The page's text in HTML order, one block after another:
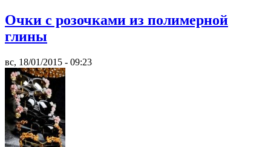
Очки с розочками из полимерной
глины
вс, 18/01/2015 - 09:23